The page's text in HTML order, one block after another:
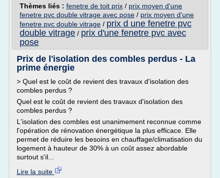
Thèmes liés : fenetre de toit prix / prix moyen d'une
fenetre pvc double vitrage avec pose / prix moyen d'une
fenetre pvc double vitrage / prix d une fenetre pvc
double vitrage / prix d'une fenetre pvc avec
pose
Prix de l'isolation des combles perdus - La
prime énergie
> Quel est le coût de revient des travaux d'isolation des
combles perdus ?
Quel est le coût de revient des travaux d'isolation des
combles perdus ?
L'isolation des combles est unanimement reconnue comme
l'opération de rénovation énergétique la plus efficace. Elle
permet de réduire les besoins en chauffage/climatisation du
logement à hauteur de 30% à un coût assez abordable
surtout s'il...
Lire la suite